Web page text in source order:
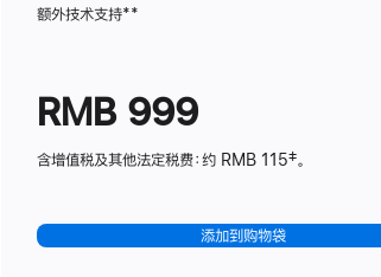
额外技术支持脚
**
RMB 999
含增值税及其他法定税费：约 RMB 115‡。
添加到购物袋